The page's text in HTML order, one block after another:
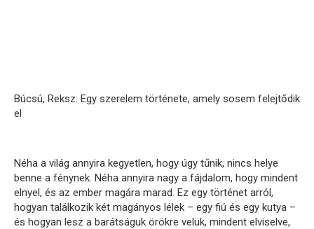
Búcsú, Reksz: Egy szerelem története, amely sosem felejtődik
el
Néha a világ annyira kegyetlen, hogy úgy tűnik, nincs helye
benne a fénynek. Néha annyira nagy a fájdalom, hogy mindent
elnyel, és az ember magára marad. Ez egy történet arról,
hogyan találkozik két magányos lélek – egy fiú és egy kutya –
és hogyan lesz a barátságuk örökre velük, mindent elviselve,